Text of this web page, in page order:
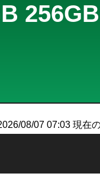
256GB
08/07 07:03 現在